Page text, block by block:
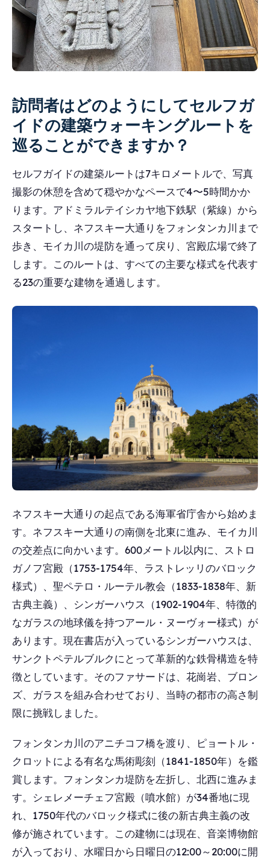
訪問者はどのようにしてセルフガ
イドの建築ウォーキングルートを
巡ることができますか？
セルフガイドの建築ルートは7キロメートルで、写真
撮影の休憩を含めて穏やかなペースで4〜5時間かか
ります。アドミラルテイシカヤ地下鉄駅（紫線）から
スタートし、ネフスキー大通りをフォンタンカ川まで
歩き、モイカ川の堤防を通って戻り、宮殿広場で終了
します。このルートは、すべての主要な様式を代表す
る23の重要な建物を通過します。
ネフスキー大通りの起点である海軍省庁舎から始めま
す。ネフスキー大通りの南側を北東に進み、モイカ川
の交差点に向かいます。600メートル以内に、ストロ
ガノフ宮殿（1753-1754年、ラストレッリのバロック
様式）、聖ペテロ・ルーテル教会（1833-1838年、新
古典主義）、シンガーハウス（1902-1904年、特徴的
なガラスの地球儀を持つアール・ヌーヴォー様式）が
あります。現在書店が入っているシンガーハウスは、
サンクトペテルブルクにとって革新的な鉄骨構造を特
徴としています。そのファサードは、花崗岩、ブロン
ズ、ガラスを組み合わせており、当時の都市の高さ制
限に挑戦しました。
フォンタンカ川のアニチコフ橋を渡り、ピョートル・
クロットによる有名な馬術彫刻（1841-1850年）を鑑
賞します。フォンタンカ堤防を左折し、北西に進みま
す。シェレメーチェフ宮殿（噴水館）が34番地に現
れ、1750年代のバロック様式に後の新古典主義の改
修が施されています。この建物には現在、音楽博物館
が入っており、水曜日から日曜日の12:00～20:00に開